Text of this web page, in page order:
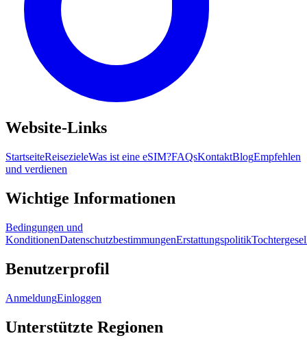
Website-Links
StartseiteReisezieleWas ist eine eSIM?FAQsKontaktBlogEmpfehlen
und verdienen
Wichtige Informationen
Bedingungen und
KonditionenDatenschutzbestimmungenErstattungspolitik
Benutzerprofil
AnmeldungEinloggen
Unterstützte Regionen